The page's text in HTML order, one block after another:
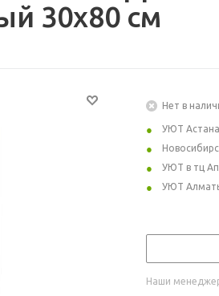
30x80 см
Нет в
УЮТ Астана
УЮТ в тц
УЮТ
Наши